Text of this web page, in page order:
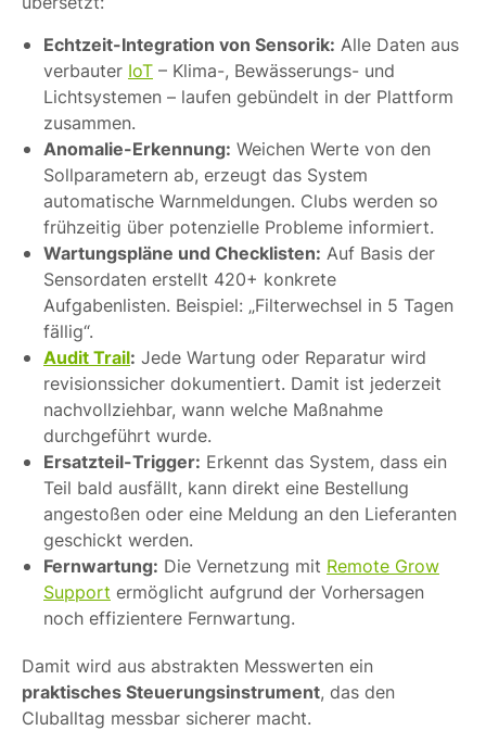
Echtzeit-Integration von Sensorik: Alle Daten aus
verbauter IoT – Klima-, Bewässerungs- und
Lichtsystemen – laufen gebündelt in der Plattform
zusammen.
Anomalie-Erkennung: Weichen Werte von den
Sollparametern ab, erzeugt das System
automatische Warnmeldungen. Clubs werden so
frühzeitig über potenzielle Probleme informiert.
Wartungspläne und Checklisten: Auf Basis der
Sensordaten erstellt 420+ konkrete
Aufgabenlisten. Beispiel: „Filterwechsel in 5 Tagen
fällig“.
Audit Trail: Jede Wartung oder Reparatur wird
revisionssicher dokumentiert. Damit ist jederzeit
nachvollziehbar, wann welche Maßnahme
durchgeführt wurde.
Ersatzteil-Trigger: Erkennt das System, dass ein
Teil bald ausfällt, kann direkt eine Bestellung
angestoßen oder eine Meldung an den Lieferanten
geschickt werden.
Fernwartung: Die Vernetzung mit Remote Grow
Support ermöglicht aufgrund der Vorhersagen
noch effizientere Fernwartung.
Damit wird aus abstrakten Messwerten ein
praktisches Steuerungsinstrument, das den
Cluballtag messbar sicherer macht.